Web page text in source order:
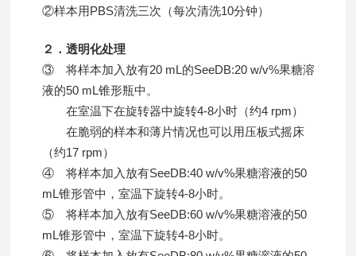
②样本用PBS清洗三次（每次清洗10分钟）
２．透明化处理
③ 将样本加入放有20 mL的SeeDB:20 w/v%果糖溶
液的50 mL锥形瓶中。
在室温下在旋转器中旋转4-8小时（约4 rpm）
在脆弱的样本和薄片情况也可以用压板式摇床
（约17 rpm）
④ 将样本加入放有SeeDB:40 w/v%果糖溶液的50
mL锥形管中，室温下旋转4-8小时。
⑤ 将样本加入放有SeeDB:60 w/v%果糖溶液的50
mL锥形管中，室温下旋转4-8小时。